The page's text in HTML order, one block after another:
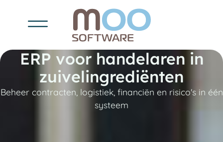
ERP voor handelaren in
zuivelingrediënten
Beheer contracten, logistiek, financiën en risico's in één
systeem